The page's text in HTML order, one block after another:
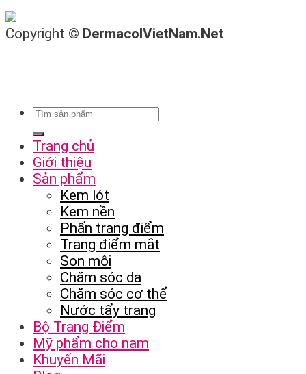
Copyright © DermacolVietNam.Net
Trang chủ
Giới thiệu
Sản phẩm
Kem lót
Kem nền
Phấn trang điểm
Trang điểm mắt
Son môi
Chăm sóc da
Chăm sóc cơ thể
Nước tẩy trang
Bộ Trang Điểm
Mỹ phẩm cho nam
Khuyến Mãi